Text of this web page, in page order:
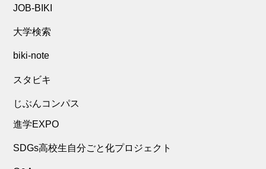
JOB-BIKI
大学検索
biki-note
スタビキ
じぶんコンパス
進学EXPO
SDGs高校生自分ごと化プロジェクト